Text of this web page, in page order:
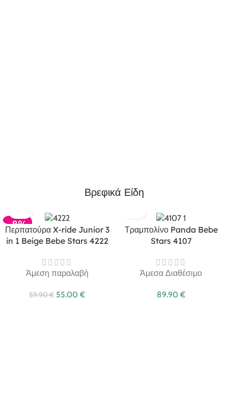
Βρεφικά Είδη
-8%
Περπατούρα X-ride Junior 3
in 1 Beige Bebe Stars 4222
Άμεση παραλαβή
59.90€ 55.00 €
Τραμπολίνο Panda Bebe
Stars 4107
Άμεσα Διαθέσιμο
89.90 €